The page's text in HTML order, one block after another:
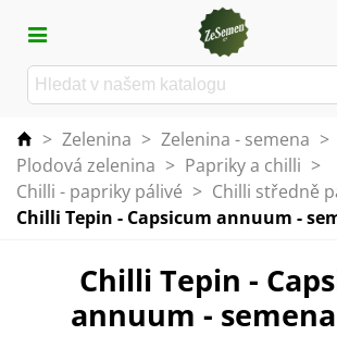
> Zelenina > Zelenina - semena >
Plodová zelenina > Papriky a chilli >
Chilli - papriky pálivé > Chilli středně
Chilli Tepin - Capsicum annuum -
Chilli Tepin -
annuum -